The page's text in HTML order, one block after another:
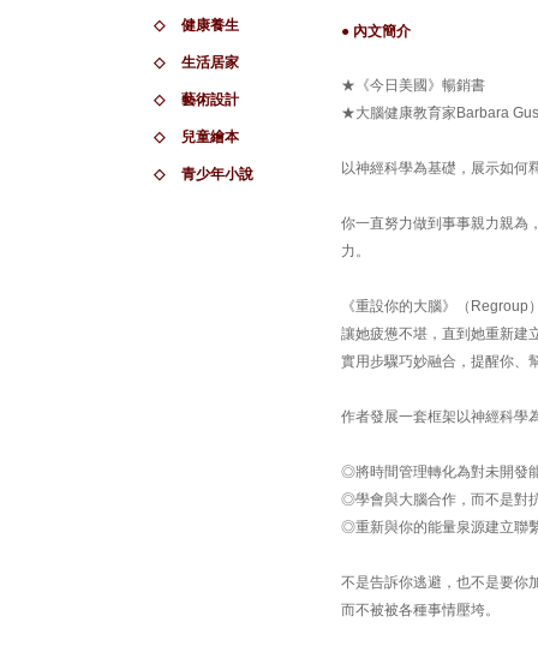
◇ 健康養生
◇ 生活居家
◇ 藝術設計
◇ 兒童繪本
◇ 青少年小說
● 內文簡介
★《今日美國》暢銷書
★大腦健康教育家Barbara
以神經科學為基礎，展示如何
你一直努力做到事事親力親為
力。
《重設你的大腦》（
讓她疲憊不堪，直到她重新建
實用步驟巧妙融合，提醒你、
作者發展一套框架以神經科學
◎將時間管理轉化為對未開發
◎學會與大腦合作，而不是對
◎重新與你的能量泉源建立聯
不是告訴你逃避，也不是要你
而不被被各種事情壓垮。